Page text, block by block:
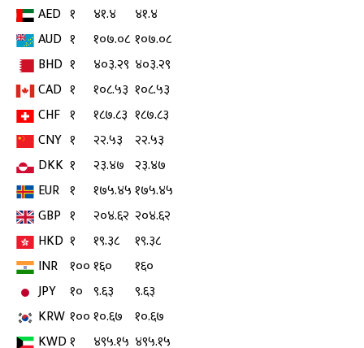
AED १ ४१.४
४१.४
AUD १ १०७.०८ १०७.०८
BHD १ ४०३.२९ ४०३.२९
CAD १ १०८.५३ १०८.५३
CHF १ १८७.८३ १८७.८३
CNY १ २२.५३
२२.५३
DKK १ २३.४७ २३.४७
EUR १ १७५.४५१७५.४५
GBP १ २०४.६२ २०४.६२
HKD १ १९.३८
१९.३८
INR १००१६०
१६०
JPY
१० ९.६३
९.६३
KRW १००१०.६७ १०.६७
KWD१ ४९५.१५ ४९५.१५